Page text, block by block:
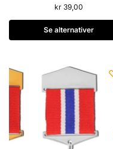
kr39,00
Se alternativer